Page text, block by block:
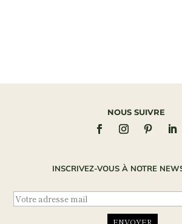
NOUS SUIVRE
INSCRIVEZ-VOUS À NOTRE